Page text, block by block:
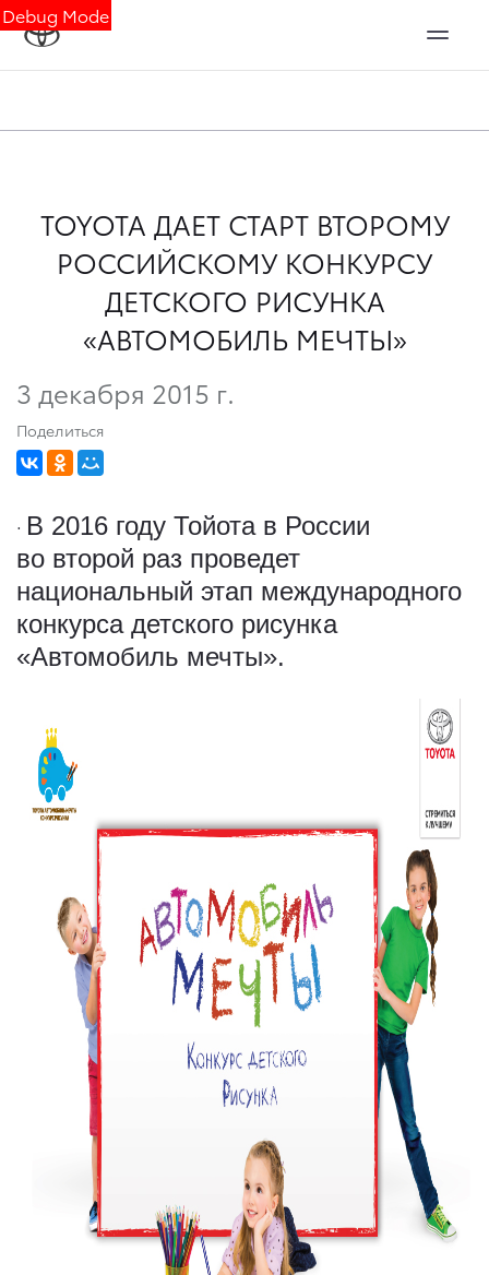
Debug Mode
TOYOTA ДАЕТ СТАРТ ВТОРОМУ
РОССИЙСКОМУ КОНКУРСУ
ДЕТСКОГО РИСУНКА
«АВТОМОБИЛЬ МЕЧТЫ»
3 декабря 2015 г.
Поделиться
· В 2016 году Тойота в России
во второй раз проведет
национальный этап международного
конкурса детского рисунка
«Автомобиль мечты».